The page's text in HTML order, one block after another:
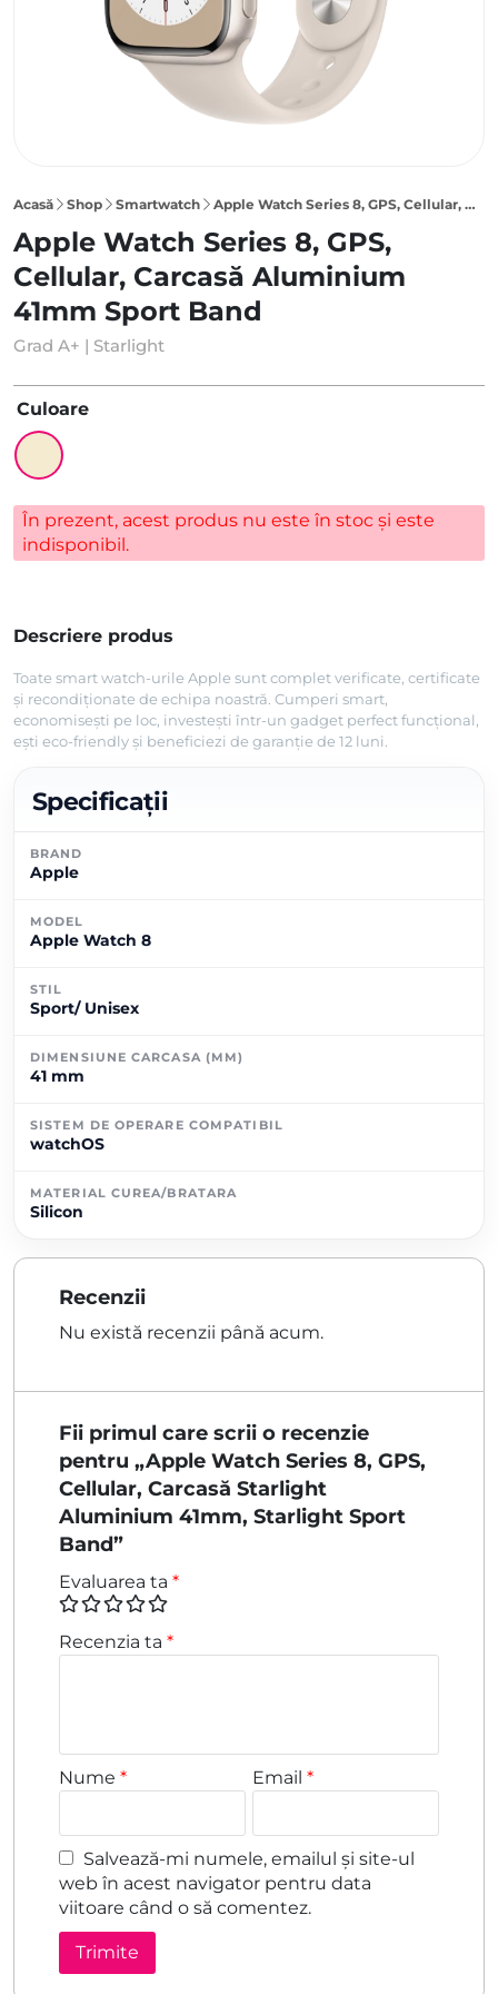
Acasă Shop Smartwatch Apple Watch Series 8, GPS, Cellular, Carcasă Starlight Aluminium 41mm, Starlight Sport Band
Apple Watch Series 8, GPS,
Cellular, Carcasă Aluminium
41mm Sport Band
Grad A+ | Starlight
Culoare
În prezent, acest produs nu este în stoc și este
indisponibil.
Descriere produs
Toate smart watch-urile Apple sunt complet verificate, certificate
și recondiționate de echipa noastră. Cumperi smart,
economisești pe loc, investești într-un gadget perfect funcțional,
ești eco-friendly și beneficiezi de garanție de 12 luni.
Specificații
BRAND
Apple
MODEL
Apple Watch 8
STIL
Sport/ Unisex
DIMENSIUNE CARCASA (MM)
41 mm
SISTEM DE OPERARE COMPATIBIL
watchOS
MATERIAL CUREA/BRATARA
Silicon
Recenzii
Nu există recenzii până acum.
Fii primul care scrii o recenzie
pentru „Apple Watch Series 8, GPS,
Cellular, Carcasă Starlight
Aluminium 41mm, Starlight Sport
Band”
Evaluarea ta *
Recenzia ta *
Nume * Email*
Salvează-mi numele, emailul și site-ul
web în acest navigator pentru data
viitoare când o să comentez.